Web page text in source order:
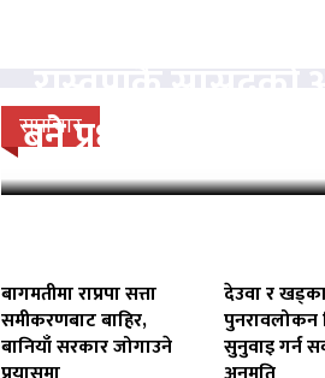
समाचार
बने प्रधानमन्त्री
बागमतीमा राप्रपा सत्ता
समीकरणबाट बाहिर,
बानियाँ सरकार जोगाउने
देउवा र
पुनरावलोकन
सुनुवाइ गर्न